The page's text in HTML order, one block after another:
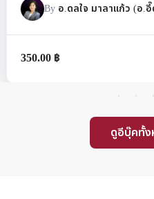
อ.ดลใจ มาลาแก้ว (อ.อี๊ด)
ดูอีบุ๊คทั้ง